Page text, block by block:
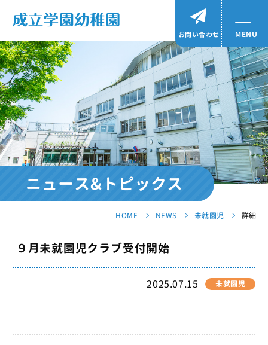
お問い合わせ MENU
ニュース&トピックス
HOME NEWS 未就園児 詳細
９月未就園児クラブ受付開始
2025.07.15 未就園児